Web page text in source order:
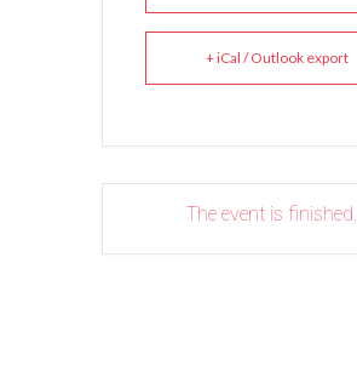
+ iCal / Outlook export
The event is finished.